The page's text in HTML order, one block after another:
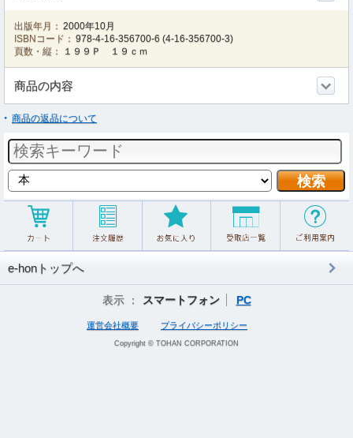
出版年月： 2000年10月
ISBNコード： 978-4-16-356700-6 (4-16-356700-3)
頁数・縦：
１９９Ｐ １９ｃｍ
商品の内容
商品の返品について
e-honトップへ
表示 ： スマートフォン PC
運営会社概要 プライバシーポリシー
Copyright © TOHAN CORPORATION